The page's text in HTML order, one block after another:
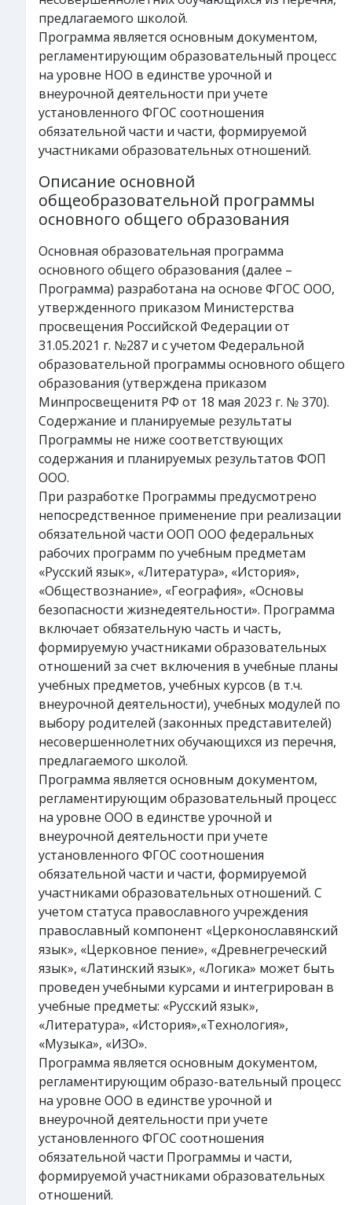
предлагаемого школой.
Программа является основным документом,
регламентирующим образовательный процесс
на уровне НОО в единстве урочной и
внеурочной деятельности при учете
установленного ФГОС соотношения
обязательной части и части, формируемой
участниками образовательных отношений.
Описание основной
общеобразовательной программы
основного общего образования
Основная образовательная программа
основного общего образования (далее –
Программа) разработана на основе ФГОС ООО,
утвержденного приказом Министерства
просвещения Российской Федерации от
31.05.2021 г. №287 и с учетом Федеральной
образовательной программы основного общего
образования (утверждена приказом
Минпросвещенитя РФ от 18 мая 2023 г. № 370).
Содержание и планируемые результаты
Программы не ниже соответствующих
содержания и планируемых результатов ФОП
ООО.
При разработке Программы предусмотрено
непосредственное применение при реализации
обязательной части ООП ООО федеральных
рабочих программ по учебным предметам
«Русский язык», «Литература», «История»,
«Обществознание», «География», «Основы
безопасности жизнедеятельности». Программа
включает обязательную часть и часть,
формируемую участниками образовательных
отношений за счет включения в учебные планы
учебных предметов, учебных курсов (в т.ч.
внеурочной деятельности), учебных модулей по
выбору родителей (законных представителей)
несовершеннолетних обучающихся из перечня,
предлагаемого школой.
Программа является основным документом,
регламентирующим образовательный процесс
на уровне ООО в единстве урочной и
внеурочной деятельности при учете
установленного ФГОС соотношения
обязательной части и части, формируемой
участниками образовательных отношений. С
учетом статуса православного учреждения
православный компонент «Церконославянский
язык», «Церковное пение», «Древнегреческий
язык», «Латинский язык», «Логика» может быть
проведен учебными курсами и интегрирован в
учебные предметы: «Русский язык»,
«Литература», «История»,«Технология»,
«Музыка», «ИЗО».
Программа является основным документом,
регламентирующим образо-вательный процесс
на уровне ООО в единстве урочной и
внеурочной деятельности при учете
установленного ФГОС соотношения
обязательной части Программы и части,
формируемой участниками образовательных
отношений.